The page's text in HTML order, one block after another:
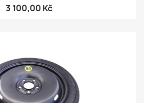
3 100,00 Kč